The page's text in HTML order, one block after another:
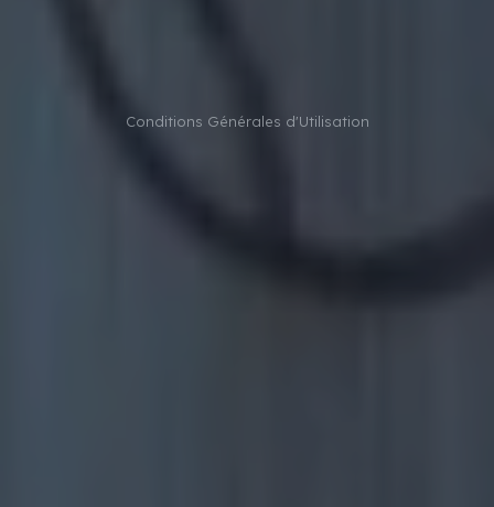
Conditions Générales d'Utilisation